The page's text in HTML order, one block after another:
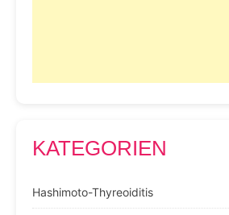
KATEGORIEN
Hashimoto-Thyreoiditis